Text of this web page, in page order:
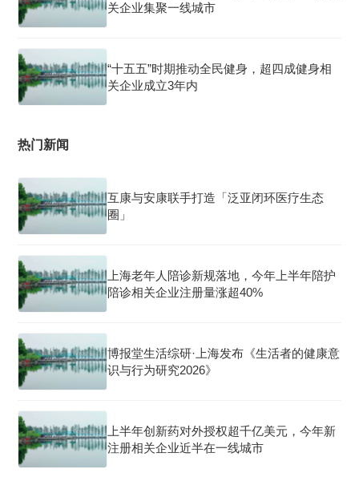
关企业集聚一线城市
“十五五”时期推动全民健身，超四成健身相
关企业成立3年内
热门新闻
互康与安康联手打造「泛亚闭环医疗生态
圈」
上海老年人陪诊新规落地，今年上半年陪护
陪诊相关企业注册量涨超40%
博报堂生活综研·上海发布《生活者的健康意
识与行为研究2026》
上半年创新药对外授权超千亿美元，今年新
注册相关企业近半在一线城市